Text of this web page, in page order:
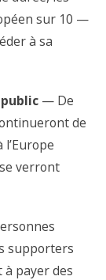
sur 10 —
à sa
— De
de
verront
supporters
payer des